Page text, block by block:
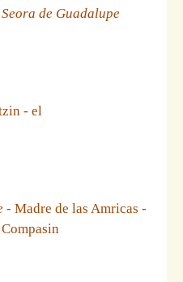
de Guadalupe
- el
- Madre de las Amricas -